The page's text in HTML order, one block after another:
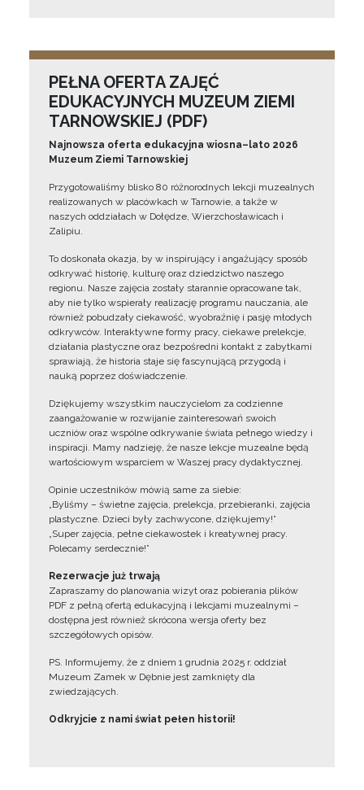
PEŁNA OFERTA ZAJĘĆ
EDUKACYJNYCH MUZEUM ZIEMI
TARNOWSKIEJ (PDF)
Najnowsza oferta edukacyjna wiosna–lato 2026
Muzeum Ziemi Tarnowskiej
Przygotowaliśmy blisko 80 różnorodnych lekcji muzealnych
realizowanych w placówkach w Tarnowie, a także w
naszych oddziałach w Dołędze, Wierzchosławicach i
Zalipiu.
To doskonała okazja, by w inspirujący i angażujący sposób
odkrywać historię, kulturę oraz dziedzictwo naszego
regionu. Nasze zajęcia zostały starannie opracowane tak,
aby nie tylko wspierały realizację programu nauczania, ale
również pobudzały ciekawość, wyobraźnię i pasję młodych
odkrywców. Interaktywne formy pracy, ciekawe prelekcje,
działania plastyczne oraz bezpośredni kontakt z zabytkami
sprawiają, że historia staje się fascynującą przygodą i
nauką poprzez doświadczenie.
Dziękujemy wszystkim nauczycielom za codzienne
zaangażowanie w rozwijanie zainteresowań swoich
uczniów oraz wspólne odkrywanie świata pełnego wiedzy i
inspiracji. Mamy nadzieję, że nasze lekcje muzealne będą
wartościowym wsparciem w Waszej pracy dydaktycznej.
Opinie uczestników mówią same za siebie:
„Byliśmy – świetne zajęcia, prelekcja, przebieranki, zajęcia
plastyczne. Dzieci były zachwycone, dziękujemy!”
„Super zajęcia, pełne ciekawostek i kreatywnej pracy.
Polecamy serdecznie!”
Rezerwacje już trwają
Zapraszamy do planowania wizyt oraz pobierania plików
PDF z pełną ofertą edukacyjną i lekcjami muzealnymi –
dostępna jest również skrócona wersja oferty bez
szczegółowych opisów.
PS. Informujemy, że z dniem 1 grudnia 2025 r. oddział
Muzeum Zamek w Dębnie jest zamknięty dla
zwiedzających.
Odkryjcie z nami świat pełen historii!